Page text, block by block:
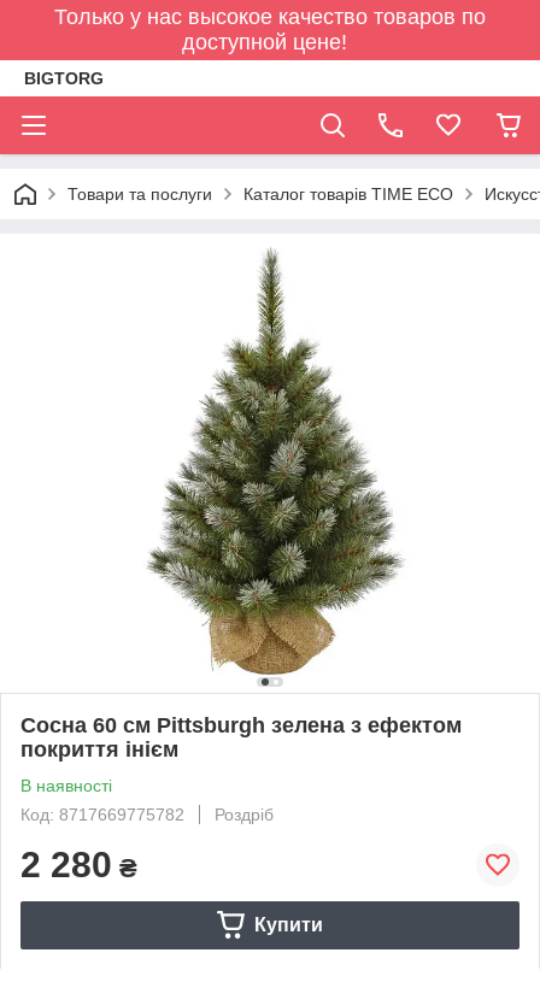
Только у нас высокое качество товаров по
доступной цене!
BIGTORG
Товари та послуги Каталог товарів TIME ECO
Сосна 60 см Pittsburgh зелена з ефектом
покриття інієм
В наявності
Код: 8717669775782
Роздріб
2 280 ₴
Купити